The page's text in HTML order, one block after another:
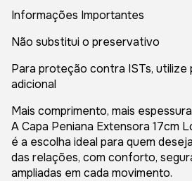
Informações Importantes
Não substitui o preservativo
Para proteção contra ISTs,
adicional
Mais comprimento, mais
A Capa Peniana Extensora 17cm
é a escolha ideal para quem
das relações, com conforto,
ampliadas em cada movimento.